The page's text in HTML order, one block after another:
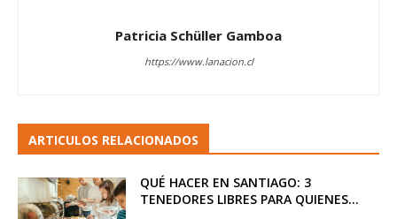
Patricia Schüller Gamboa
https://www.lanacion.cl
ARTICULOS RELACIONADOS
QUÉ HACER EN SANTIAGO: 3
TENEDORES LIBRES PARA QUIENES...